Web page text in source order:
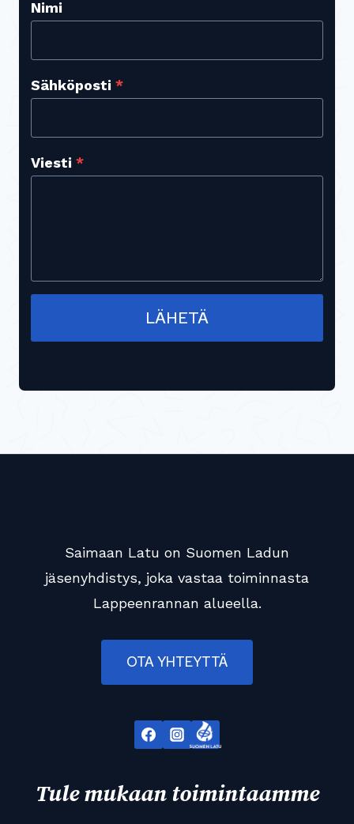
Nimi
Sähköposti *
Viesti *
LÄHETÄ
Saimaan Latu on Suomen Ladun
jäsenyhdistys, joka vastaa toiminnasta
Lappeenrannan alueella.
OTA YHTEYTTÄ
Tule mukaan toimintaamme